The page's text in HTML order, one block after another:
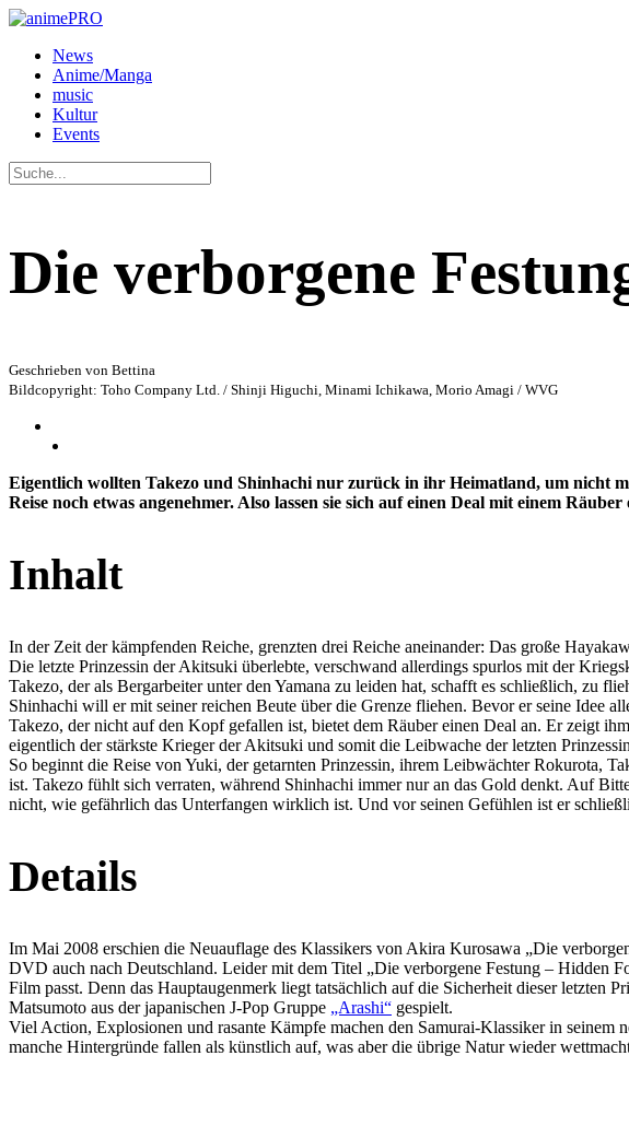
News
Anime/Manga
music
Kultur
Events
Die verborgene
Geschrieben von Bettina
Bildcopyright: Toho Company Ltd. / Shinji Higuchi, Minami Ichikawa, Morio Amagi / WVG
Eigentlich wollten Takezo und Shinhachi nur zurück in ihr Heimatland, um nicht
Reise noch etwas angenehmer. Also lassen sie sich auf einen Deal mit einem
Inhalt
In der Zeit der kämpfenden Reiche, grenzten drei Reiche aneinander: Das große
Die letzte Prinzessin der Akitsuki überlebte, verschwand allerdings spurlos mit der
Takezo, der als Bergarbeiter unter den Yamana zu leiden hat, schafft es schließlich, zu
Shinhachi will er mit seiner reichen Beute über die Grenze fliehen. Bevor er seine Idee
Takezo, der nicht auf den Kopf gefallen ist, bietet dem Räuber einen Deal an. Er zeigt
eigentlich der stärkste Krieger der Akitsuki und somit die Leibwache der letzten
So beginnt die Reise von Yuki, der getarnten Prinzessin, ihrem Leibwächter Rokurota,
ist. Takezo fühlt sich verraten, während Shinhachi immer nur an das Gold denkt. Auf
nicht, wie gefährlich das Unterfangen wirklich ist. Und vor seinen Gefühlen ist er
Details
Im Mai 2008 erschien die Neuauflage des Klassikers von Akira Kurosawa „Die
DVD auch nach Deutschland. Leider mit dem Titel „Die verborgene Festung – Hidden
Film passt. Denn das Hauptaugenmerk liegt tatsächlich auf die Sicherheit dieser letzten
Matsumoto aus der japanischen J-Pop Gruppe „Arashi“ gespielt.
Viel Action, Explosionen und rasante Kämpfe machen den Samurai-Klassiker in
manche Hintergründe fallen als künstlich auf, was aber die übrige Natur wieder